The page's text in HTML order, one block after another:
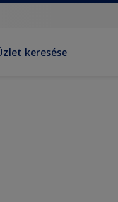
keresése